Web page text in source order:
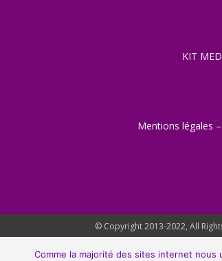
KIT
Mentions légales –
© Copyright 2013-2022, All
Comme la majorité des sites internet